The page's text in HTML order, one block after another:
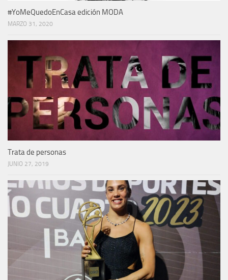
#YoMeQuedoEnCasa edición MODA
MARZO 31, 2020
Trata de personas
JUNIO 27, 2019